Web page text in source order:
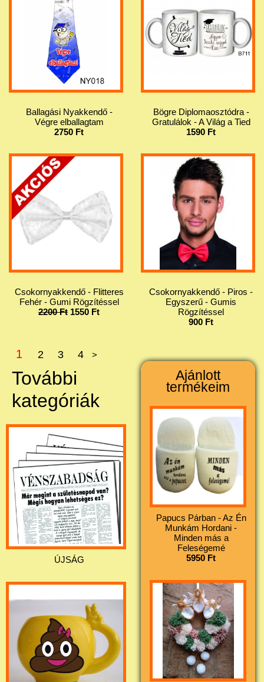
Ballagási Nyakkendő -
Végre elballagtam
2750 Ft
Bögre Diplomaosztódra -
Gratulálok - A Világ a Tied
1590 Ft
Csokornyakkendő - Flitteres
Fehér - Gumi Rögzítéssel
2200 Ft 1550 Ft
Csokornyakkendő - Piros -
Egyszerű - Gumis
Rögzítéssel
900 Ft
1 2 3 4 >
További
kategóriák
ÚJSÁG
Ajánlott
termékeim
Papucs Párban - Az Én
Munkám Hordani -
Minden más a
Feleségemé
5950 Ft